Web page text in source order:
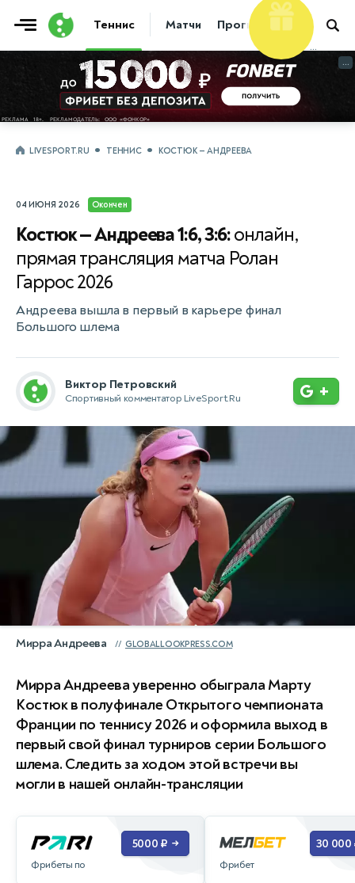
Теннис Матчи Прогнозы Новости
Фрибет
10 000 ₽
...
...
LIVESPORT.RU ТЕННИС КОСТЮК — АНДРЕЕВА
04 ИЮНЯ 2026 Окончен
Костюк — Андреева 1:6, 3:6:онлайн,
прямая трансляция матча Ролан
Гаррос 2026
Андреева вышла в первый в карьере финал
Большого шлема
Виктор Петровский
Спортивный комментатор LiveSport.Ru +
Мирра Андреева GLOBALLOOKPRESS.COM
Мирра Андреева уверенно обыграла Марту
Костюк в полуфинале Открытого чемпионата
Франции по теннису 2026 и оформила выход в
первый свой финал турниров серии Большого
шлема. Следить за ходом этой встречи вы
могли в нашей онлайн-трансляции
Фрибеты по
5000 ₽ →
Фрибет
30 000